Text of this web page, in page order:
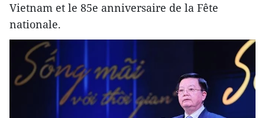
Vietnam et le 85e anniversaire de la Fête
nationale.